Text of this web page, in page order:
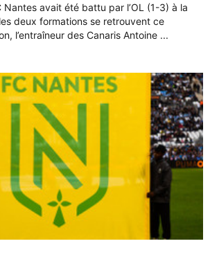
Nantes avait été battu par l’OL (1-3) à la
deux formations se retrouvent ce
l’entraîneur des Canaris Antoine ...